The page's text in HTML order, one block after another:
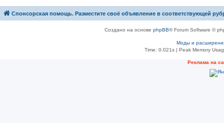
Спонсорская помощь. Разместите своё объявление в соответствующей
Создано на основе phpBB® Forum Software ©
Моды и
Time: 0.021s| Peak Memory
Рeклама на